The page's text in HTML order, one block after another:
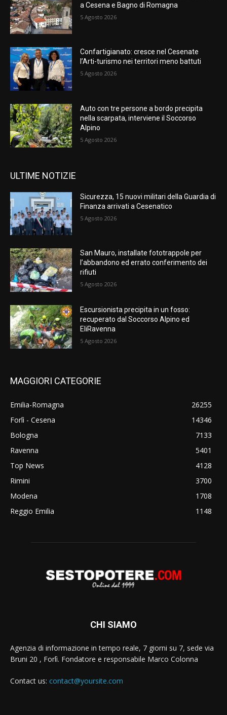
a Cesena e Bagno di Romagna
5 Agosto 2026
Confartigianato: cresce nel Cesenate
l’Arti-turismo nei territori meno battuti
5 Agosto 2026
Auto con tre persone a bordo precipita
nella scarpata, interviene il Soccorso
Alpino
5 Agosto 2026
ULTIME NOTIZIE
Sicurezza, 15 nuovi militari della Guardia di
Finanza arrivati a Cesenatico
5 Agosto 2026
San Mauro, installate fototrappole per
l’abbandono ed errato conferimento dei
rifiuti
5 Agosto 2026
Escursionista precipita in un fosso:
recuperato dal Soccorso Alpino ed
EliRavenna
5 Agosto 2026
MAGGIORI CATEGORIE
Emilia-Romagna
26255
Forlì - Cesena
14346
Bologna
7133
Ravenna
5401
Top News
4128
Rimini
3700
Modena
1708
Reggio Emilia
1148
CHI SIAMO
Agenzia di informazione in tempo reale, 7 giorni su 7, sede via
Bruni 20 , Forlì. Fondatore e responsabile Marco Colonna
Contact us: contact@yoursite.com